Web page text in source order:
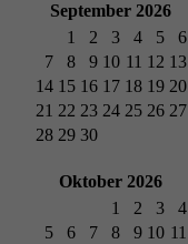
September 2026
1
2 3 4 5
6
7
8 9 10 11 12 13
14 15 16 17 18 19 20
21 22 23 24 25 26 27
28 29 30
Oktober 2026
1
2 3
4
5
6 7 8 9 10 11